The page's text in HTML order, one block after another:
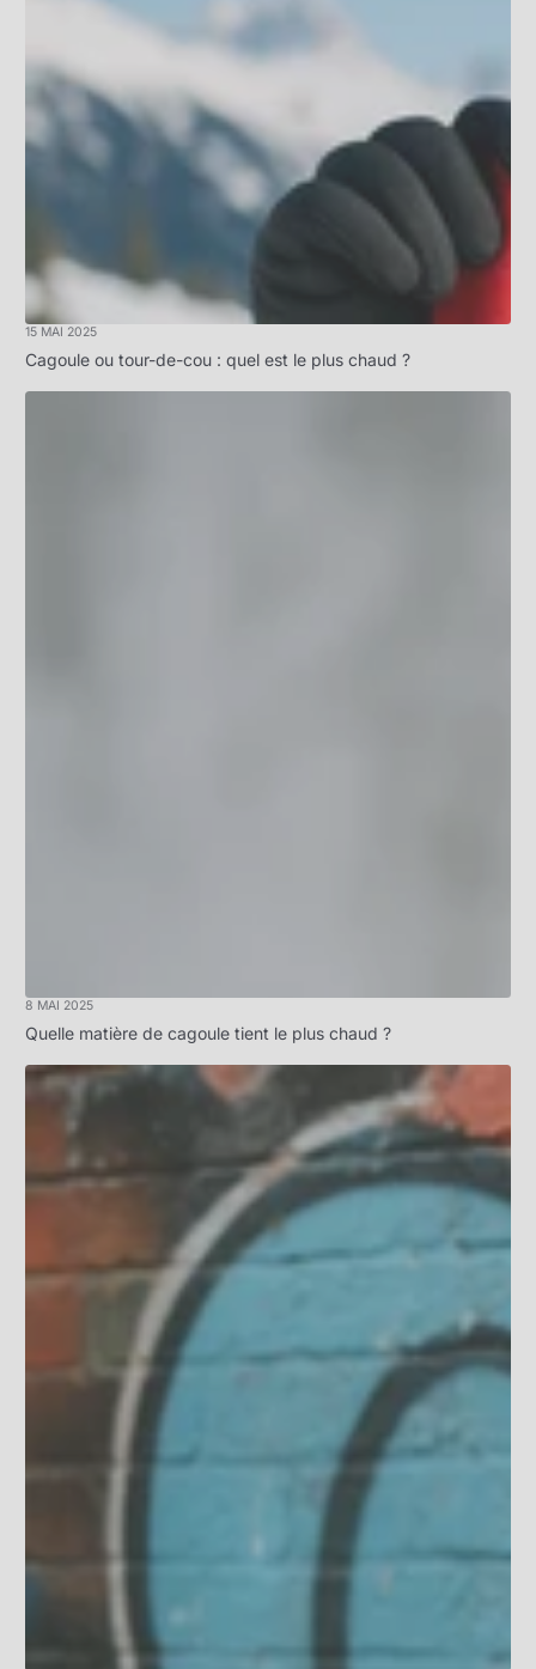
15 MAI 2025
Cagoule ou tour-de-cou : quel est le plus chaud ?
8 MAI 2025
Quelle matière de cagoule tient le plus chaud ?